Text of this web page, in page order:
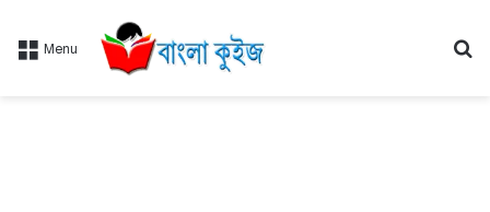
Menu